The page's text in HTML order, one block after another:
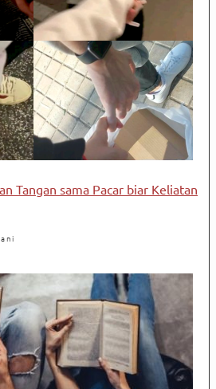
Tangan sama Pacar biar Keliatan